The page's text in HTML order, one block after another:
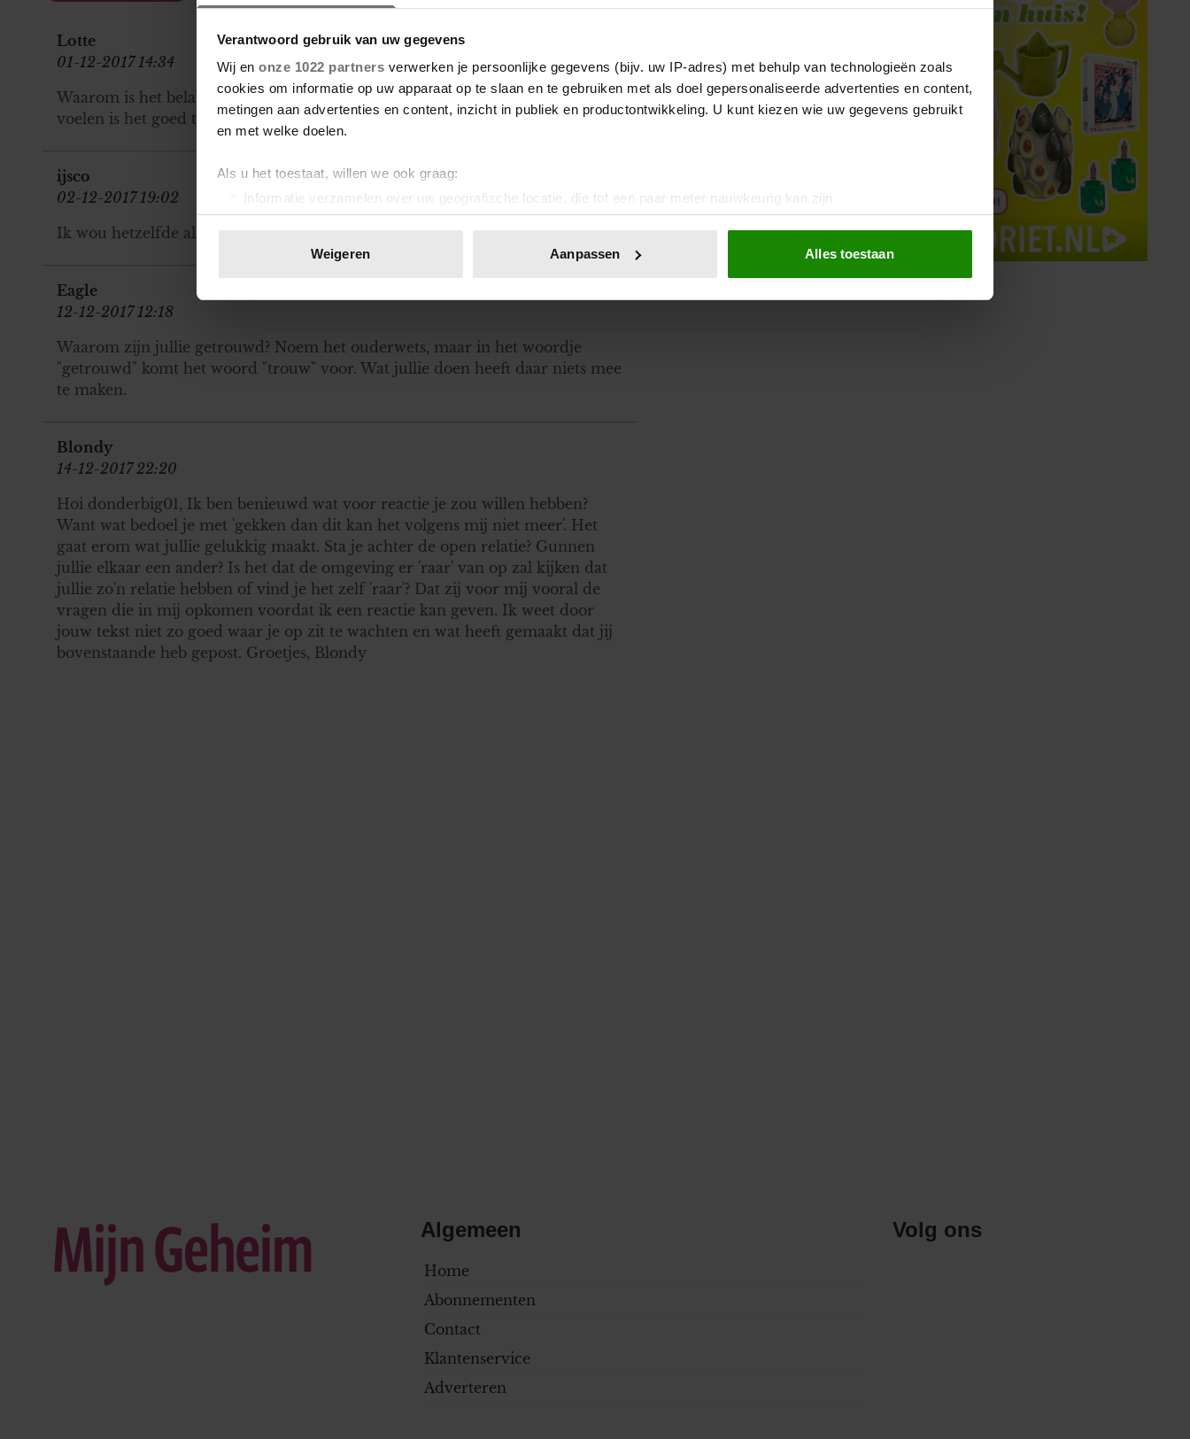
Verantwoord gebruik van uw gegevens
Wij en onze 1022 partners verwerken je persoonlijke gegevens (bijv. uw IP-adres) met behulp van technologieën zoals
cookies om informatie op uw apparaat op te slaan en te gebruiken met als doel gepersonaliseerde advertenties en content,
metingen aan advertenties en content, inzicht in publiek en productontwikkeling. U kunt kiezen wie uw gegevens gebruikt
en met welke doelen.
Als u het toestaat, willen we ook graag:
Informatie verzamelen over uw geografische locatie, die tot een paar meter nauwkeurig kan zijn
Uw apparaat identificeren door het actief te scannen op specifieke eigenschappen (fingerprinting)
toestemming op elk moment wijzigen of intrekken in de Cookieverklaring.
media, adverteren en analyse. Deze partners kunnen deze gegevens combineren met andere informatie die u aan ze heeft
verstrekt of die ze hebben verzameld op basis van uw gebruik van hun services. U gaat akkoord met onze cookies als u
Weigeren Aanpassen Alles toestaan
Lotte
01-12-2017 14:34
Waarom is het belangrijk wat anderen er van vinden? Als jullie je er goed bij
voelen is het goed toch. Daar hebben anderen niets over te zeggen.
ijsco
02-12-2017 19:02
Ik wou hetzelfde als Lotte typen
Eagle
12-12-2017 12:18
Waarom zijn jullie getrouwd? Noem het ouderwets, maar in het woordje
"getrouwd" komt het woord "trouw" voor. Wat jullie doen heeft daar niets mee
te maken.
Blondy
14-12-2017 22:20
Hoi donderbig01, Ik ben benieuwd wat voor reactie je zou willen hebben?
Want wat bedoel je met 'gekken dan dit kan het volgens mij niet meer'. Het
gaat erom wat jullie gelukkig maakt. Sta je achter de open relatie? Gunnen
jullie elkaar een ander? Is het dat de omgeving er 'raar' van op zal kijken dat
jullie zo'n relatie hebben of vind je het zelf 'raar'? Dat zij voor mij vooral de
vragen die in mij opkomen voordat ik een reactie kan geven. Ik weet door
jouw tekst niet zo goed waar je op zit te wachten en wat heeft gemaakt dat jij
bovenstaande heb gepost. Groetjes, Blondy
Algemeen
Home
Abonnementen
Contact
Klantenservice
Adverteren
Volg ons